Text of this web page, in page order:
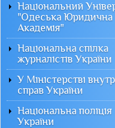
Національний
"Одеська Юридична
Академія"
Національна спілка
журналістів України
У Міністерстві
справ України
Національна поліція
України